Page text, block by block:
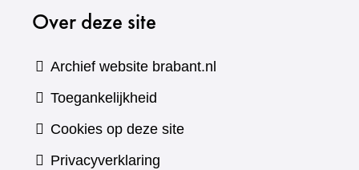
website)
Over deze site
Archief website brabant.nl
Toegankelijkheid
Cookies op deze site
Privacyverklaring